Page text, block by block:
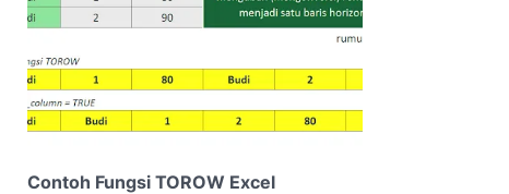
Contoh Fungsi TOROW Excel